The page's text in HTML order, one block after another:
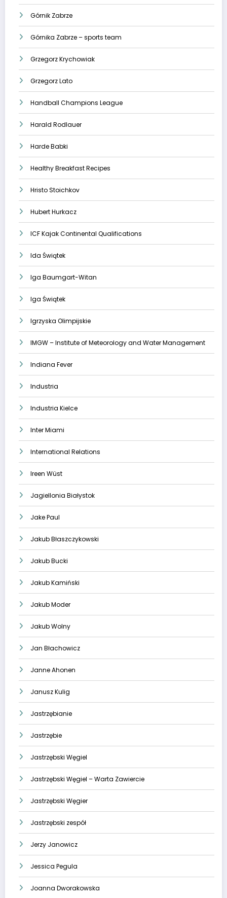
Górnik Zabrze
Górnika Zabrze – sports team
Grzegorz Krychowiak
Grzegorz Lato
Handball Champions League
Harald Rodlauer
Harde Babki
Healthy Breakfast Recipes
Hristo Stoichkov
Hubert Hurkacz
ICF Kajak Continental Qualifications
Ida Świątek
Iga Baumgart-Witan
Iga Świątek
Igrzyska Olimpijskie
IMGW – Institute of Meteorology and Water Management
Indiana Fever
Industria
Industria Kielce
Inter Miami
International Relations
Ireen Wüst
Jagiellonia Białystok
Jake Paul
Jakub Błaszczykowski
Jakub Bucki
Jakub Kamiński
Jakub Moder
Jakub Wolny
Jan Błachowicz
Janne Ahonen
Janusz Kulig
Jastrzębianie
Jastrzębie
Jastrzębski Węgiel
Jastrzębski Węgiel – Warta Zawiercie
Jastrzębski Węgier
Jastrzębski zespół
Jerzy Janowicz
Jessica Pegula
Joanna Dworakowska